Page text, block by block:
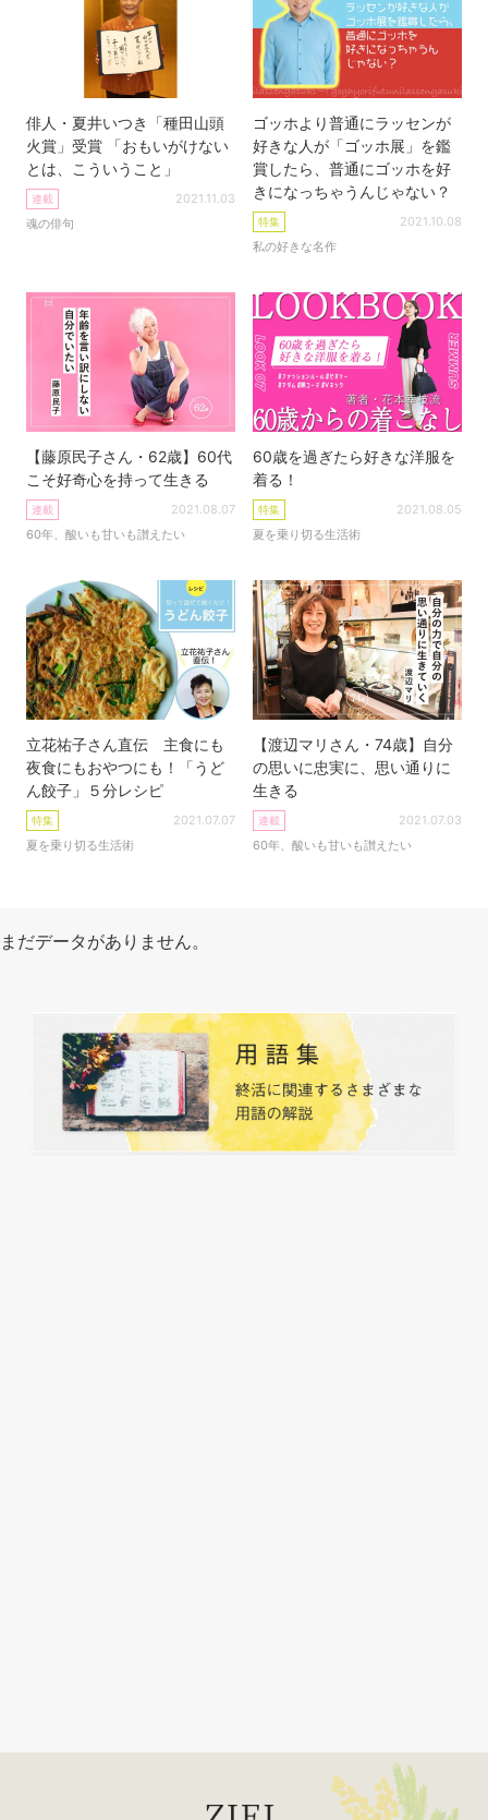
俳人・夏井いつき「種田山頭
火賞」受賞 「おもいがけない
とは、こういうこと」
連載
魂の俳句
2021.11.03
ゴッホより普通にラッセンが
好きな人が「ゴッホ展」を鑑
賞したら、普通にゴッホを好
きになっちゃうんじゃない？
特集
私の好きな名作
2021.10.08
【藤原民子さん・62歳】60代
こそ好奇心を持って生きる
連載
60年、酸いも甘いも讃えたい
2021.08.07
60歳を過ぎたら好きな洋服を
着る！
特集
夏を乗り切る生活術
2021.08.05
立花祐子さん直伝 主食にも
夜食にもおやつにも！「うど
ん餃子」５分レシピ
特集
夏を乗り切る生活術
2021.07.07
【渡辺マリさん・74歳】自分
の思いに忠実に、思い通りに
生きる
連載
60年、酸いも甘いも讃えたい
2021.07.03
まだデータがありません。